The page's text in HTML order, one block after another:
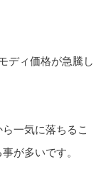
ディ価格が急騰し
一気に落ちるこ
が多いです。